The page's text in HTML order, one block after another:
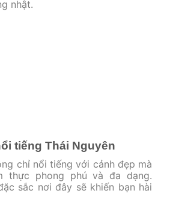
nhật.
tiếng Thái Nguyên
chỉ nổi tiếng với cảnh đẹp mà
thực phong phú và đa dạng.
sắc nơi đây sẽ khiến bạn hài